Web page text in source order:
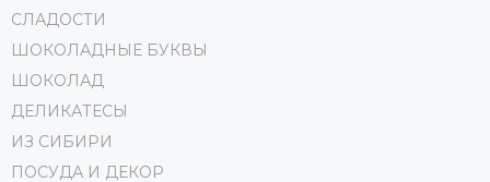
СЛАДОСТИ
ШОКОЛАДНЫЕ БУКВЫ
ШОКОЛАД
ДЕЛИКАТЕСЫ
ИЗ СИБИРИ
ПОСУДА И ДЕКОР